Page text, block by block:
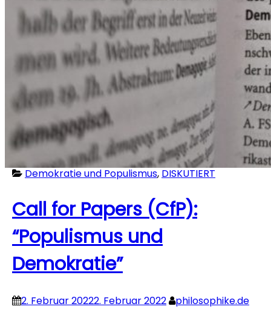
Demokratie und Populismus, DISKUTIERT
Call for Papers (CfP):
“Populismus und
Demokratie”
2. Februar 20222. Februar 2022
philosophike.de